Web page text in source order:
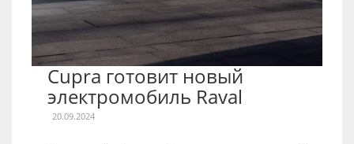
Cupra готовит новый
электромобиль Raval
20.09.2024